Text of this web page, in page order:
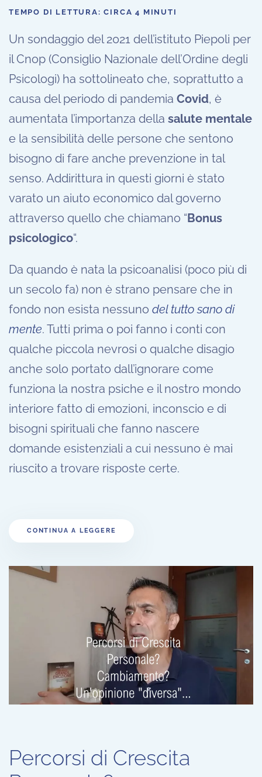
TEMPO DI LETTURA: CIRCA 4 MINUTI
Un sondaggio del 2021 dell’istituto Piepoli per
il Cnop (Consiglio Nazionale dell’Ordine degli
Psicologi) ha sottolineato che, soprattutto a
causa del periodo di pandemia Covid, è
aumentata l’importanza della salute mentale
e la sensibilità delle persone che sentono
bisogno di fare anche prevenzione in tal
senso. Addirittura in questi giorni è stato
varato un aiuto economico dal governo
attraverso quello che chiamano “Bonus
psicologico“.
Da quando è nata la psicoanalisi (poco più di
un secolo fa) non è strano pensare che in
fondo non esista nessuno del tutto sano di
mente. Tutti prima o poi fanno i conti con
qualche piccola nevrosi o qualche disagio
anche solo portato dall’ignorare come
funziona la nostra psiche e il nostro mondo
interiore fatto di emozioni, inconscio e di
bisogni spirituali che fanno nascere
domande esistenziali a cui nessuno è mai
riuscito a trovare risposte certe.
CONTINUA A LEGGERE
Percorsi di Crescita